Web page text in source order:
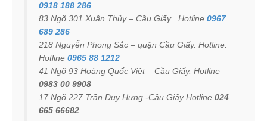
0918 188 286
83 Ngõ 301 Xuân Thủy – Cầu Giấy . Hotline 0967
689 286
218 Nguyễn Phong Sắc – quận Cầu Giấy. Hotline.
Hotline 0965 88 1212
41 Ngõ 93 Hoàng Quốc Việt – Cầu Giấy. Hotline
0983 00 9908
17 Ngõ 227 Trần Duy Hưng -Cầu Giấy Hotline 024
665 66682